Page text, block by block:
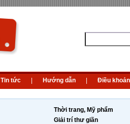
Tin tức Hướng dẫn Điều khoản
Thời trang, Mỹ phẩm
Giải trí thư giãn